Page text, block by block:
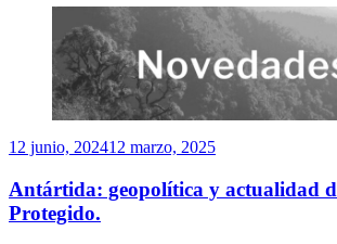
Publicado
12 junio, 202412 marzo, 2025
Antártida: geopolítica y actualidad
Protegido.